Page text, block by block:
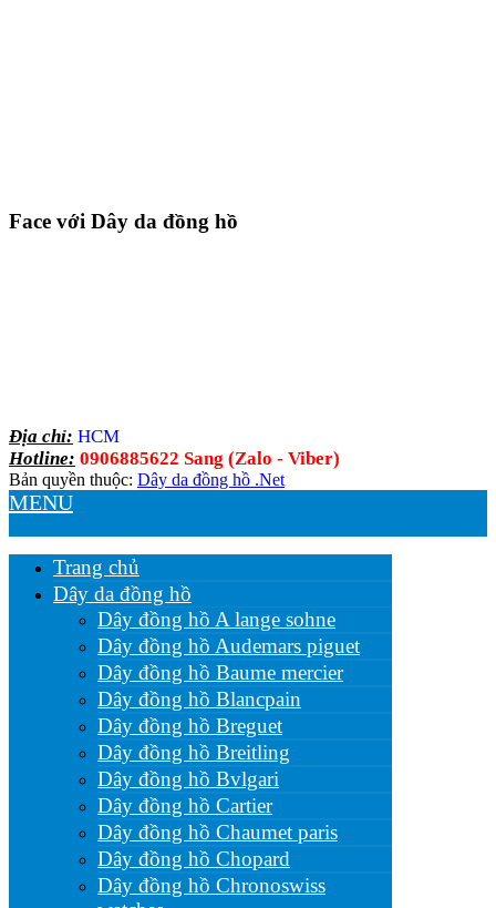
Face với Dây da đồng hồ
Địa chỉ: HCM
Hotline: 0906885622 Sang (Zalo - Viber)
Bản quyền thuộc: Dây da đồng hồ .Net
MENU
Trang chủ
Dây da đồng hồ
Dây đồng hồ A lange sohne
Dây đồng hồ Audemars piguet
Dây đồng hồ Baume mercier
Dây đồng hồ Blancpain
Dây đồng hồ Breguet
Dây đồng hồ Breitling
Dây đồng hồ Bvlgari
Dây đồng hồ Cartier
Dây đồng hồ Chaumet paris
Dây đồng hồ Chopard
Dây đồng hồ Chronoswiss